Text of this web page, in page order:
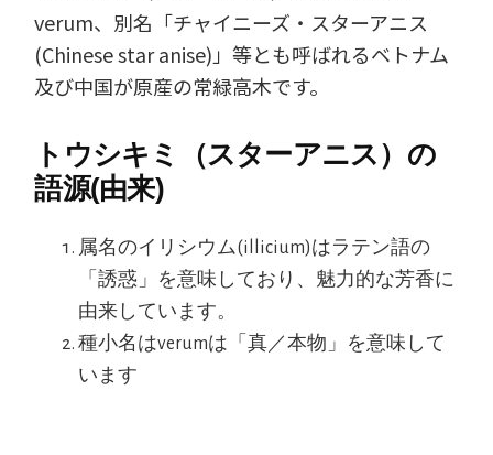
verum、別名「チャイニーズ・スターアニス
(Chinese star anise)」等とも呼ばれるベトナム
及び中国が原産の常緑高木です。
トウシキミ（スターアニス）の
語源(由来)
属名のイリシウム(illicium)はラテン語の
「誘惑」を意味しており、魅力的な芳香に
由来しています。
種小名はverumは「真／本物」を意味して
います